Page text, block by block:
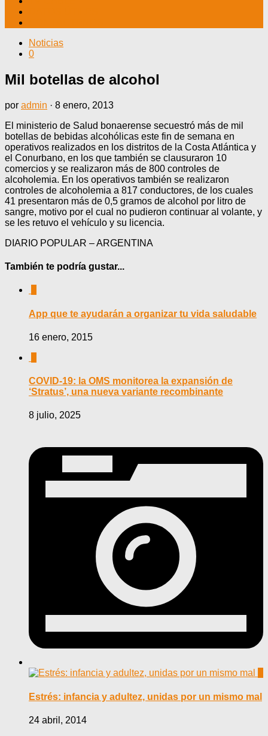
Noticias
0
Mil botellas de alcohol
por admin · 8 enero, 2013
El ministerio de Salud bonaerense secuestró más de mil
botellas de bebidas alcohólicas este fin de semana en
operativos realizados en los distritos de la Costa Atlántica y
el Conurbano, en los que también se clausuraron 10
comercios y se realizaron más de 800 controles de
alcoholemia. En los operativos también se realizaron
controles de alcoholemia a 817 conductores, de los cuales
41 presentaron más de 0,5 gramos de alcohol por litro de
sangre, motivo por el cual no pudieron continuar al volante, y
se les retuvo el vehículo y su licencia.
DIARIO POPULAR – ARGENTINA
También te podría gustar...
App que te ayudarán a organizar tu vida saludable
16 enero, 2015
COVID-19: la OMS monitorea la expansión de
‘Stratus’, una nueva variante recombinante
8 julio, 2025
Estrés: infancia y adultez, unidas por un mismo mal
24 abril, 2014